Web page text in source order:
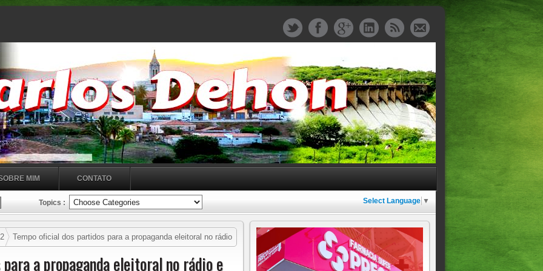
MIM CONTATO
Topics : Select Language ▼
Tempo oficial dos partidos para a propaganda eleitoral no rádio
a propaganda eleitoral no rádio e